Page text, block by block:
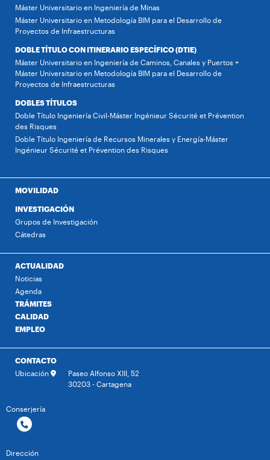
Máster Universitario en Ingeniería de Minas
Máster Universitario en Metodología BIM para el Desarrollo de
Proyectos de Infraestructuras
DOBLE TÍTULO CON ITINERARIO ESPECÍFICO (DTIE)
Máster Universitario en Ingeniería de Caminos, Canales y Puertos +
Máster Universitario en Metodología BIM para el Desarrollo de
Proyectos de Infraestructuras
DOBLES TÍTULOS
Doble Título Ingeniería Civil-Máster Ingénieur Sécurité et Prévention
des Risques
Doble Título Ingeniería de Recursos Minerales y Energía-Máster
Ingénieur Sécurité et Prévention des Risques
MOVILIDAD
INVESTIGACIÓN
Grupos de Investigación
Cátedras
ACTUALIDAD
Noticias
Agenda
TRÁMITES
CALIDAD
EMPLEO
CONTACTO
Ubicación
Paseo Alfonso XIII, 52
30203 - Cartagena
Conserjería
Dirección